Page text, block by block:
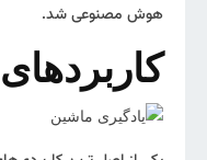
هوش مصنوعی شد.